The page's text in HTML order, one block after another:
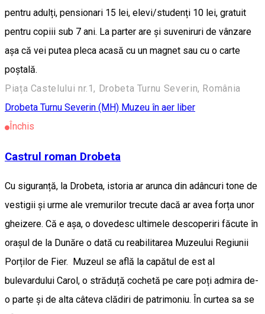
pentru adulți, pensionari 15 lei, elevi/studenți 10 lei, gratuit
pentru copiii sub 7 ani. La parter are și suveniruri de vânzare
așa că vei putea pleca acasă cu un magnet sau cu o carte
poștală.
Piața Castelului nr.1, Drobeta Turnu Severin, România
Drobeta Turnu Severin (MH) Muzeu în aer liber
Închis
Castrul roman Drobeta
Cu siguranță, la Drobeta, istoria ar arunca din adâncuri tone de
vestigii și urme ale vremurilor trecute dacă ar avea forța unor
gheizere. Că e așa, o dovedesc ultimele descoperiri făcute în
orașul de la Dunăre o dată cu reabilitarea Muzeului Regiunii
Porților de Fier. Muzeul se află la capătul de est al
bulevardului Carol, o străduță cochetă pe care poți admira de-
o parte și de alta câteva clădiri de patrimoniu. În curtea sa se